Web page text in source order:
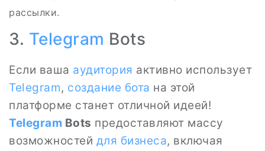
рассылки.
3. Telegram Bots
Если ваша аудитория активно использует
Telegram, создание бота на этой
платформе станет отличной идеей!
Telegram Bots предоставляют массу
возможностей для бизнеса, включая